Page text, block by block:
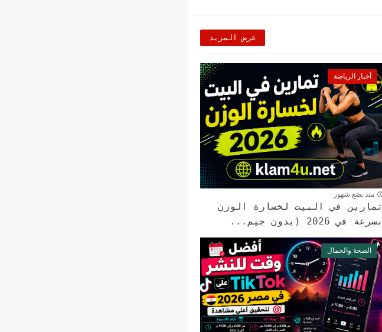
عرض المزيد
أخبار الرياضة
منذ بضع شهور
تمارين في البيت لخسارة الوزن
بسرعة في 2026 (بدون جيم...
الصحة والجمال